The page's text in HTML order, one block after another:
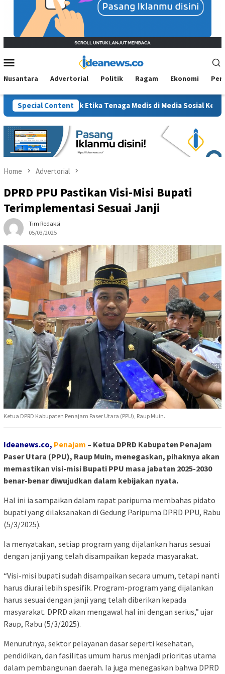
Menu
Nusantara Advertorial Politik Ragam Ekonomi
Special Content
Jejak Etika Tenaga Medis di Media Sosial Kembali
Home Advertorial
DPRD PPU Pastikan Visi-Misi Bupati
Terimplementasi Sesuai Janji
Tim Redaksi
05/03/2025
Ketua DPRD Kabupaten Penajam Paser Utara (PPU), Raup Muin.
Ideanews.co, Penajam – Ketua DPRD Kabupaten Penajam
Paser Utara (PPU), Raup Muin, menegaskan, pihaknya akan
memastikan visi-misi Bupati PPU masa jabatan 2025-2030
benar-benar diwujudkan dalam kebijakan nyata.
Hal ini ia sampaikan dalam rapat paripurna membahas pidato
bupati yang dilaksanakan di Gedung Paripurna DPRD PPU, Rabu
(5/3/2025).
Ia menyatakan, setiap program yang dijalankan harus sesuai
dengan janji yang telah disampaikan kepada masyarakat.
“Visi-misi bupati sudah disampaikan secara umum, tetapi nanti
harus diurai lebih spesifik. Program-program yang dijalankan
harus sesuai dengan janji yang telah diberikan kepada
masyarakat. DPRD akan mengawal hal ini dengan serius,” ujar
Raup, Rabu (5/3/2025).
Menurutnya, sektor pelayanan dasar seperti kesehatan,
pendidikan, dan fasilitas umum harus menjadi prioritas utama
dalam pembangunan daerah. Ia juga menegaskan bahwa DPRD